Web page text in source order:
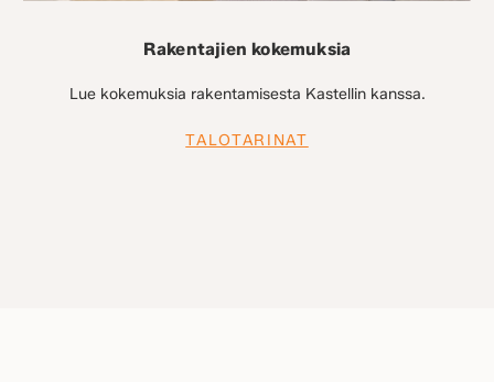
Rakentajien kokemuksia
Lue kokemuksia rakentamisesta Kastellin kanssa.
TALOTARINAT